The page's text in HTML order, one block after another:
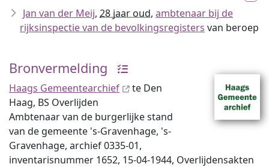
Jan van der Meij, 28 jaar oud, ambtenaar bij de
rijksinspectie van de bevolkingsregisters van beroep
Bronvermelding
Haags Gemeentearchief
te Den
Haag, BS Overlijden
Ambtenaar van de burgerlijke stand
van de gemeente 's-Gravenhage, 's-
Gravenhage, archief 0335-01,
inventaris­num­mer 1652, 15-04-1944, Overlijdensakten